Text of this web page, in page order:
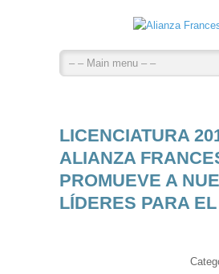
LICENCIATURA
ALIANZA
PROMUEVE A
LÍDERES PARA